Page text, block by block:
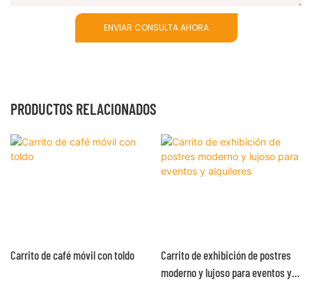
ENVIAR CONSULTA AHORA
PRODUCTOS RELACIONADOS
Carrito de café móvil con toldo
Carrito de exhibición de postres
moderno y lujoso para eventos y